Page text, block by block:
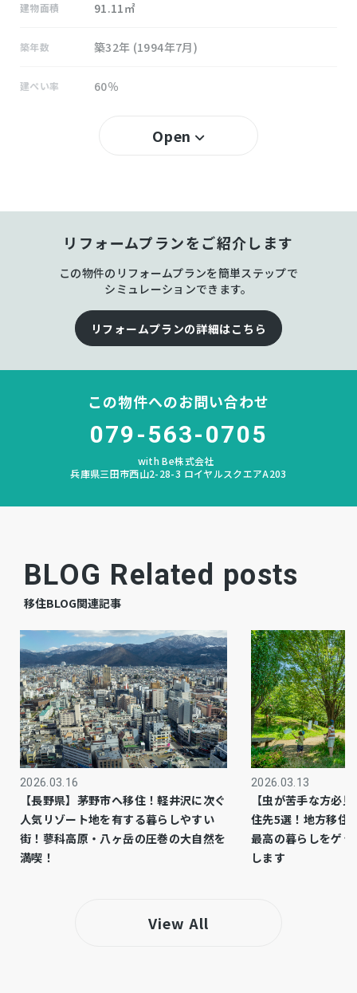
建物面積 91.11㎡
築年数 築32年 (1994年7月)
建ぺい率 60％
藍
中学校区 藍
なし
空
相談
有
－
都市計画 調整区域
用途地域 定無
設備・条件 薪ストーブ、シェルター
備考
※上水は私設水道、加入金10万円要、利用料
20,000円／年要 ※自治会費30,000／年
※契約不適合責任免責
取引態様 仲介
Open
リフォームプランをご紹介します
この物件のリフォームプランを簡単ステップで
シミュレーションできます。
リフォームプランの詳細はこちら
この物件へのお問い合わせ
079-563-0705
with Be株式会社
兵庫県三田市西山2-28-3 ロイヤルスクエアA203
BLOG Related posts
移住BLOG関連記事
2026.03.16
【長野県】茅野市へ移住！軽井沢に次ぐ
人気リゾート地を有する暮らしやすい
街！蓼科高原・八ヶ岳の圧巻の大自然を
満喫！
2026.03.13
【虫が苦手な方必
住先5選！地方移住
最高の暮らしをゲ
します
View All